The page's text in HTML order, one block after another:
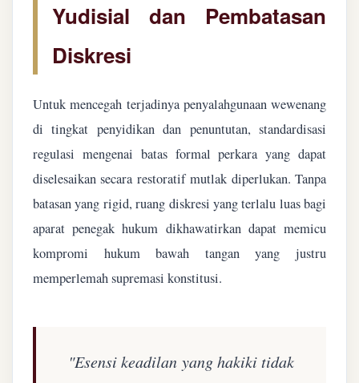
Yudisial dan Pembatasan
Diskresi
Untuk mencegah terjadinya penyalahgunaan wewenang
di tingkat penyidikan dan penuntutan, standardisasi
regulasi mengenai batas formal perkara yang dapat
diselesaikan secara restoratif mutlak diperlukan. Tanpa
batasan yang rigid, ruang diskresi yang terlalu luas bagi
aparat penegak hukum dikhawatirkan dapat memicu
kompromi hukum bawah tangan yang justru
memperlemah supremasi konstitusi.
"Esensi keadilan yang hakiki tidak